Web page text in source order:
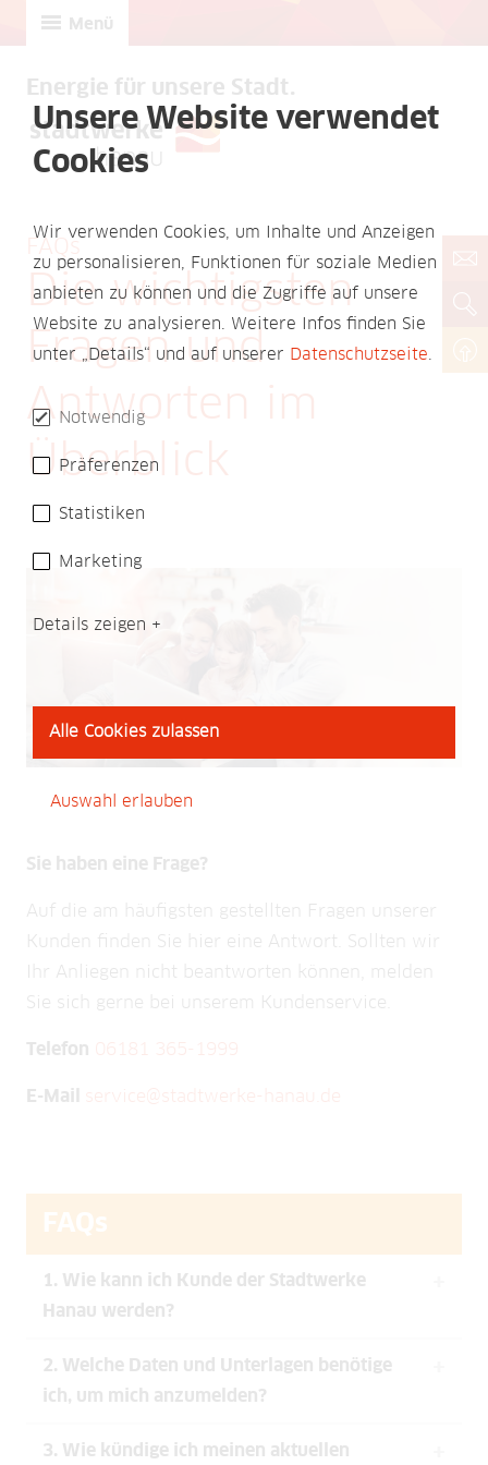
Unsere Website verwendet
Cookies
Wir verwenden Cookies, um Inhalte und Anzeigen
zu personalisieren, Funktionen für soziale Medien
anbieten zu können und die Zugriffe auf unsere
Website zu analysieren. Weitere Infos finden Sie
unter „Details“ und auf unserer Datenschutzseite.
Notwendig
Präferenzen
Statistiken
Marketing
Details zeigen
Alle Cookies zulassen
Auswahl erlauben
Menü
Energie für unsere Stadt.
FAQs
Die wichtigsten
Fragen und
Antworten im
Überblick
Sie haben eine Frage?
Auf die am häufigsten gestellten Fragen unserer
Kunden finden Sie hier eine Antwort. Sollten wir
Ihr Anliegen nicht beantworten können, melden
Sie sich gerne bei unserem Kundenservice.
Telefon 06181 365-1999
E-Mail service@stadtwerke-hanau.de
FAQs
1. Wie kann ich Kunde der Stadtwerke
Hanau werden?
Wenn Sie sich von uns versorgen lassen
möchten, dann melden Sie sich einfach
service@stadtwerke-hanau.deoder persönlich
2. Welche Daten und Unterlagen benötige
ich, um mich anzumelden?
Wichtig für die Anmeldung sind der aktuelle
3. Wie kündige ich meinen aktuellen